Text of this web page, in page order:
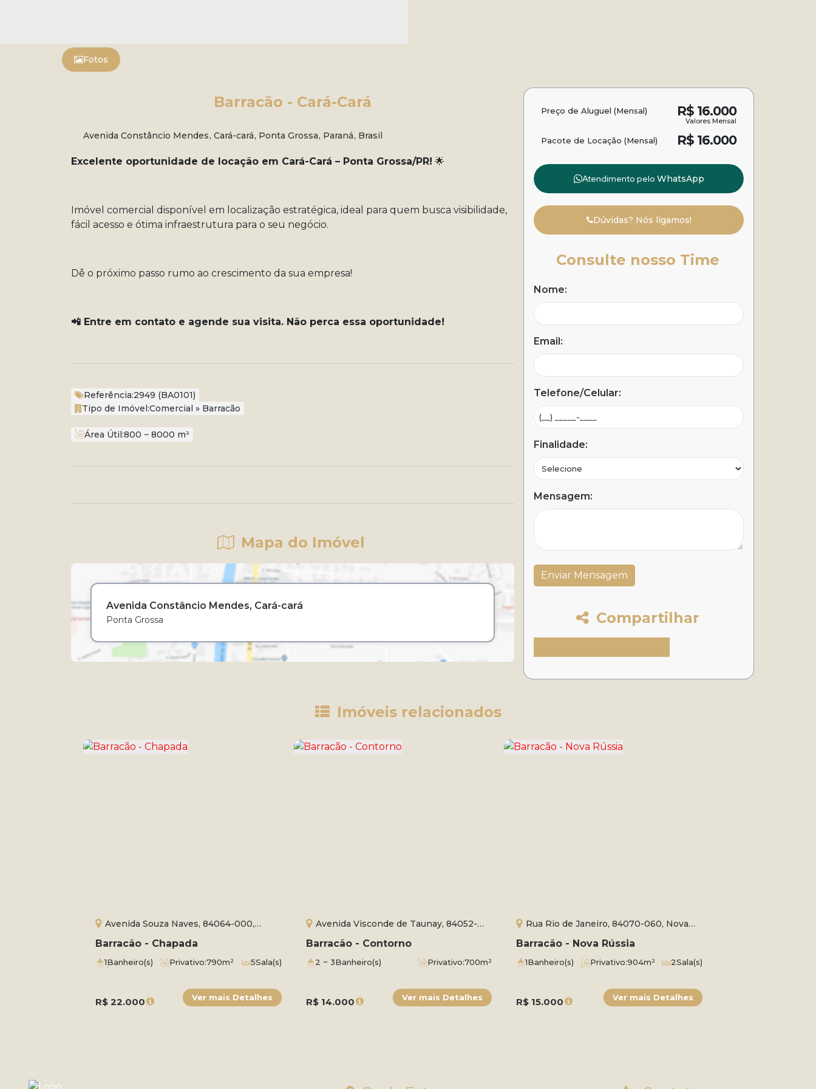
Fotos
Barracão - Cará-Cará
Avenida Constâncio Mendes, Cará-cará, Ponta Grossa, Paraná, Brasil
Excelente oportunidade de locação em Cará-Cará – Ponta Grossa/PR! 🌟
Imóvel comercial disponível em localização estratégica, ideal para quem busca visibilidade,
fácil acesso e ótima infraestrutura para o seu negócio.
Dê o próximo passo rumo ao crescimento da sua empresa!
📲 Entre em contato e agende sua visita. Não perca essa oportunidade!
Referência:2949 (BA0101)
Tipo de Imóvel:Comercial » Barracão
Área Útil:800 ~ 8000 m²
Mapa do Imóvel
Avenida Constâncio Mendes Cará-cará
Ponta Grossa
R$ 16.000
Preço de Aluguel (Mensal)
Valores Mensal
R$ 16.000
Pacote de Locação (Mensal)
Atendimento pelo WhatsApp
Dúvidas? Nós ligamos!
Consulte nosso Time
Nome:
Email:
Telefone/Celular:
Finalidade:
Mensagem:
Compartilhar
Imóveis relacionados
Barracão - Chapada
R$ 22.000
Avenida Souza Naves, 84064-000,
Chapada, Ponta Grossa, Paraná, Brasil
1Banheiro(s) Privativo:790m² 5Sala(s)
Barracão - Contorno
R$14.000
Avenida Visconde de Taunay, 84052-
000, Contorno, Ponta Grossa, Paraná,
Brasil
2 ~ 3Banheiro(s) Privativo:700m²
Barracão - Nova Rússia
R$ 15.000
Rua Rio de Janeiro, 84070-060, Nova
Rússia, Ponta Grossa, Paraná, Brasil
1Banheiro(s) Privativo:904m² 2Sala(s)
Lado Esquerdo:66m